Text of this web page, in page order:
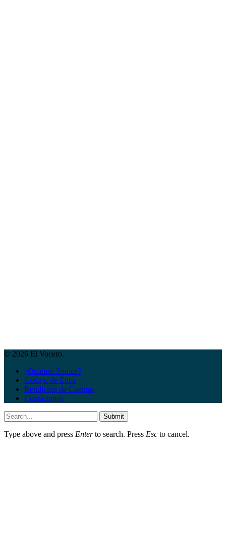
© 2026 El Vocero.
¿Quiénes Somos?
Código de Ética
Rendición de Cuentas
Contáctanos
Submit
Type above and press Enterto search. Press Esc to cancel.